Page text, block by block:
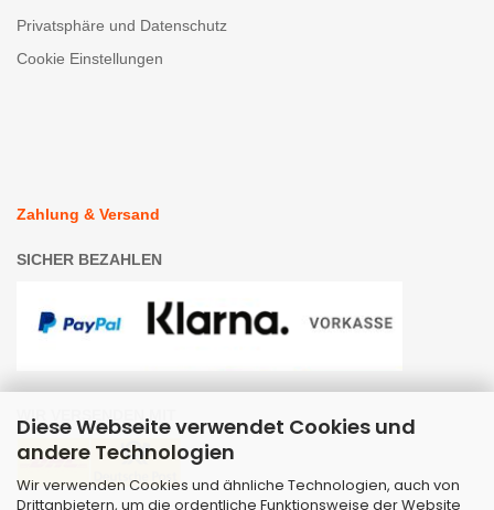
Diese Webseite verwendet Cookies und
andere Technologien
Wir verwenden Cookies und ähnliche Technologien, auch von
Drittanbietern, um die ordentliche Funktionsweise der Website
Privatsphäre und Datenschutz
Cookie Einstellungen
Zahlung & Versand
SICHER BEZAHLEN
WIR VERSENDEN MIT